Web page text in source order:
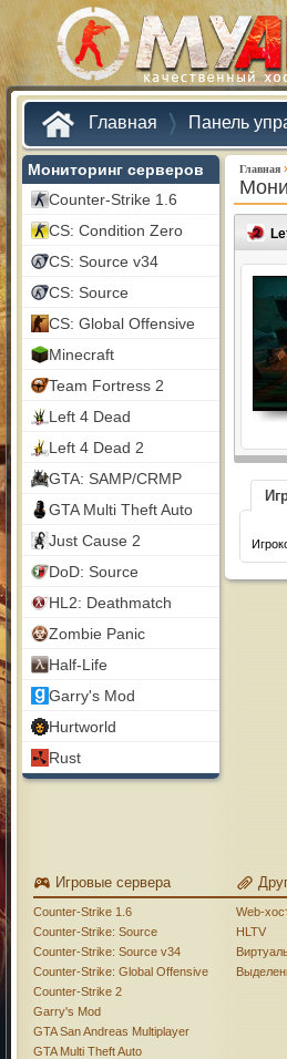
Главная Панель
Мониторинг серверов
Counter-Strike 1.6
CS: Condition Zero
CS: Source v34
CS: Source
CS: Global Offensive
Minecraft
Team Fortress 2
Left 4 Dead
Left 4 Dead 2
GTA: SAMP/CRMP
GTA Multi Theft Auto
Just Cause 2
DoD: Source
HL2: Deathmatch
Zombie Panic
Half-Life
Garry's Mod
Hurtworld
Rust
Главная
Игровые сервера
Counter-Strike 1.6
Counter-Strike: Source
Counter-Strike: Source v34
Counter-Strike: Global Offensive
Counter-Strike 2
Garry's Mod
GTA San Andreas Multiplayer
GTA Multi Theft Auto
Web-
HLTV